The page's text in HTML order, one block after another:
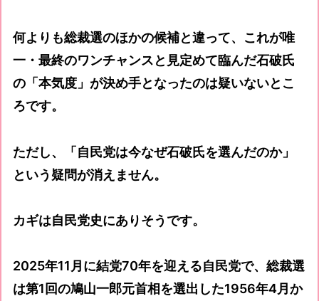
何よりも総裁選のほかの候補と違って、これが唯
一・最終のワンチャンスと見定めて臨んだ石破氏
の「本気度」が決め手となったのは疑いないとこ
ろです。
ただし、「自民党は今なぜ石破氏を選んだのか」
という疑問が消えません。
カギは自民党史にありそうです。
2025年11月に結党70年を迎える自民党で、総裁選
は第1回の鳩山一郎元首相を選出した1956年4月か